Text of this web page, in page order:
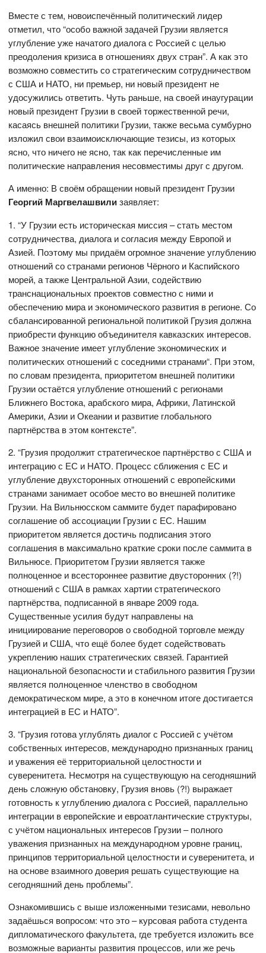
Вместе с тем, новоиспечённый политический лидер
отметил, что “особо важной задачей Грузии является
углубление уже начатого диалога с Россией с целью
преодоления кризиса в отношениях двух стран”. А как это
возможно совместить со стратегическим сотрудничеством
с США и НАТО, ни премьер, ни новый президент не
удосужились ответить. Чуть раньше, на своей инаугурации
новый президент Грузии в своей торжественной речи,
касаясь внешней политики Грузии, также весьма сумбурно
изложил свои взаимоисключающие тезисы, из которых
ясно, что ничего не ясно, так как перечисленные им
политические направления несовместимы друг с другом.
А именно: В своём обращении новый президент Грузии
Георгий Маргвелашвилизаявляет:
1. “У Грузии есть историческая миссия – стать местом
сотрудничества, диалога и согласия между Европой и
Азией. Поэтому мы придаём огромное значение углублению
отношений со странами регионов Чёрного и Каспийского
морей, а также Центральной Азии, содействию
транснациональных проектов совместно с ними и
обеспечению мира и экономического развития в регионе. Со
сбалансированной региональной политикой Грузия должна
приобрести функцию объединителя кавказских интересов.
Важное значение имеет углубление экономических и
политических отношений с соседними странами“. При этом,
по словам президента, приоритетом внешней политики
Грузии остаётся углубление отношений с регионами
Ближнего Востока, арабского мира, Африки, Латинской
Америки, Азии и Океании и развитие глобального
партнёрства в этом контексте”.
2. “Грузия продолжит стратегическое партнёрство с США и
интеграцию с ЕС и НАТО. Процесс сближения с ЕС и
углубление двухсторонных отношений с европейскими
странами занимает особое место во внешней политике
Грузии. На Вильнюсском саммите будет парафировано
соглашение об ассоциации Грузии с ЕС. Нашим
приоритетом является достичь подписания этого
соглашения в максимально краткие сроки после саммита в
Вильнюсе. Приоритетом Грузии является также
полноценное и всестороннее развитие двусторонних (?!)
отношений с США в рамках хартии стратегического
партнёрства, подписанной в январе 2009 года.
Существенные усилия будут направлены на
инициирование переговоров о свободной торговле между
Грузией и США, что ещё более будет содействовать
укреплению наших стратегических связей. Гарантией
национальной безопасности и стабильного развития Грузии
является полноценное членство в свободном
демократическом мире, а это в конечном итоге достигается
интеграцией в ЕС и НАТО”.
3. “Грузия готова углублять диалог с Россией с учётом
собственных интересов, международно признанных границ
и уважения её территориальной целостности и
суверенитета. Несмотря на существующую на сегодняшний
день сложную обстановку, Грузия вновь (?!) выражает
готовность к углублению диалога с Россией, параллельно
интеграции в европейские и евроатлантические структуры,
с учётом национальных интересов Грузии – полного
уважения признанных на международном уровне границ,
принципов территориальной целостности и суверенитета, и
на основе взаимного доверия решать существующие на
сегодняшний день проблемы”.
Ознакомившись с выше изложенными тезисами, невольно
задаёшься вопросом: что это – курсовая работа студента
дипломатического факультета, где требуется изложить все
возможные варианты развития процессов, или же речь